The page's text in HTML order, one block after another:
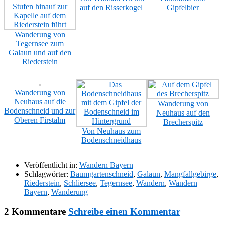
Wanderung von
Tegernsee zum
Galaun und auf den
Riederstein
auf den Risserkogel
Gipfelbier
Wanderung von
Neuhaus auf die
Bodenschneid und zur
Oberen Firstalm
Von Neuhaus zum
Bodenschneidhaus
Wanderung von
Neuhaus auf den
Brecherspitz
Veröffentlicht in: Wandern Bayern
Schlagwörter: Baumgartenschneid, Galaun, Mangfallgebirge,
Riederstein, Schliersee, Tegernsee, Wandern, Wandern
Bayern, Wanderung
2 Kommentare Schreibe einen Kommentar